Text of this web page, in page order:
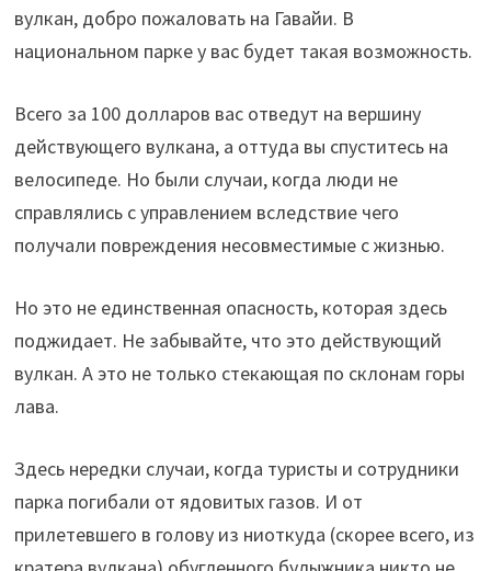
вулкан, добро пожаловать на Гавайи. В
национальном парке у вас будет такая возможность.
Всего за 100 долларов вас отведут на вершину
действующего вулкана, а оттуда вы спуститесь на
велосипеде. Но были случаи, когда люди не
справлялись с управлением вследствие чего
получали повреждения несовместимые с жизнью.
Но это не единственная опасность, которая здесь
поджидает. Не забывайте, что это действующий
вулкан. А это не только стекающая по склонам горы
лава.
Здесь нередки случаи, когда туристы и сотрудники
парка погибали от ядовитых газов. И от
прилетевшего в голову из ниоткуда (скорее всего, из